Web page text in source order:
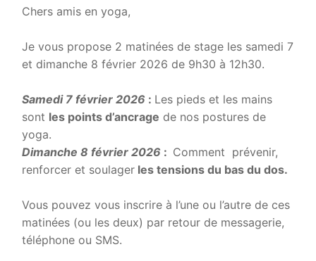
Chers amis en yoga,
Je vous propose 2 matinées de stage les samedi 7
et dimanche 8 février 2026 de 9h30 à 12h30.
Samedi 7 février 2026 : Les pieds et les mains
sont les points d’ancrage de nos postures de
yoga.
Dimanche 8 février 2026 : Comment prévenir,
renforcer et soulager les tensions du bas du dos.
Vous pouvez vous inscrire à l’une ou l’autre de ces
matinées (ou les deux) par retour de messagerie,
téléphone ou SMS.